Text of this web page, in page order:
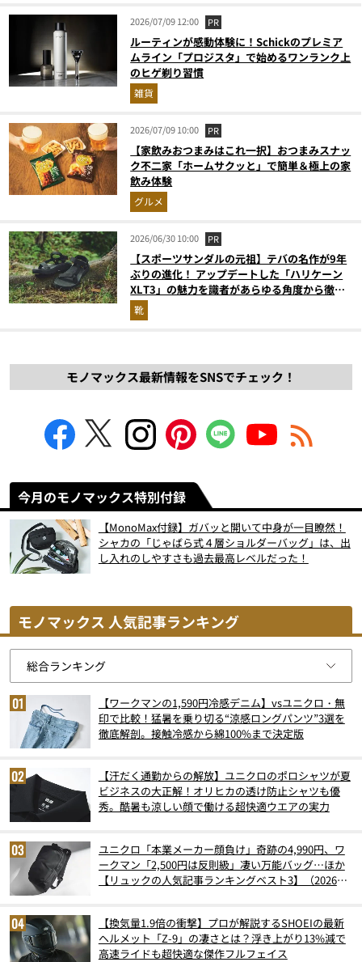
2026/07/09 12:00 PR
ルーティンが感動体験に！Schickのプレミア
ムライン「プロジスタ」で始めるワンランク上
のヒゲ剃り習慣
雑貨
2026/07/09 10:00 PR
【家飲みおつまみはこれ一択】おつまみスナッ
ク不二家「ホームサクッと」で簡単＆極上の家
飲み体験
グルメ
2026/06/30 10:00 PR
【スポーツサンダルの元祖】テバの名作が9年
ぶりの進化！ アップデートした「ハリケーン
XLT3」の魅力を識者があらゆる角度から徹底
解説！
靴
モノマックス最新情報をSNSでチェック！
今月のモノマックス特別付録
【MonoMax付録】ガバッと開いて中身が一目瞭然！
シャカの「じゃばら式４層ショルダーバッグ」は、出
し入れのしやすさも過去最高レベルだった！
モノマックス 人気記事ランキング
【ワークマンの1,590円冷感デニム】vsユニクロ・無
印で比較！猛暑を乗り切る“涼感ロングパンツ”3選を
徹底解剖。接触冷感から綿100%まで決定版
【汗だく通勤からの解放】ユニクロのポロシャツが夏
ビジネスの大正解！オリヒカの透け防止シャツも優
秀。酷暑も涼しい顔で働ける超快適ウエアの実力
ユニクロ「本業メーカー顔負け」奇跡の4,990円、ワ
ークマン「2,500円は反則級」凄い万能バッグ…ほか
【リュックの人気記事ランキングベスト3】（2026年
【換気量1.9倍の衝撃】プロが解説するSHOEIの最新
ヘルメット「Z-9」の凄さとは？浮き上がり13%減で
高速ライドも超快適な傑作フルフェイス